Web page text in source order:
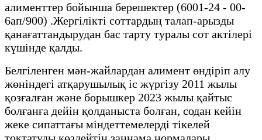
алименттер бойынша берешектер (6001-24 - 00-
6ап/900) .Жергілікті соттардың талап-арызды
қанағаттандырудан бас тарту туралы сот актілері
күшінде қалды.
Белгіленген мән-жайлардан алимент өндіріп алу
жөніндегі атқарушылық іс жүргізу 2011 жылы
қозғалған және борышкер 2023 жылы қайтыс
болғанға дейін қолданыста болған, содан кейін
жеке сипаттағы міндеттемелерді тікелей